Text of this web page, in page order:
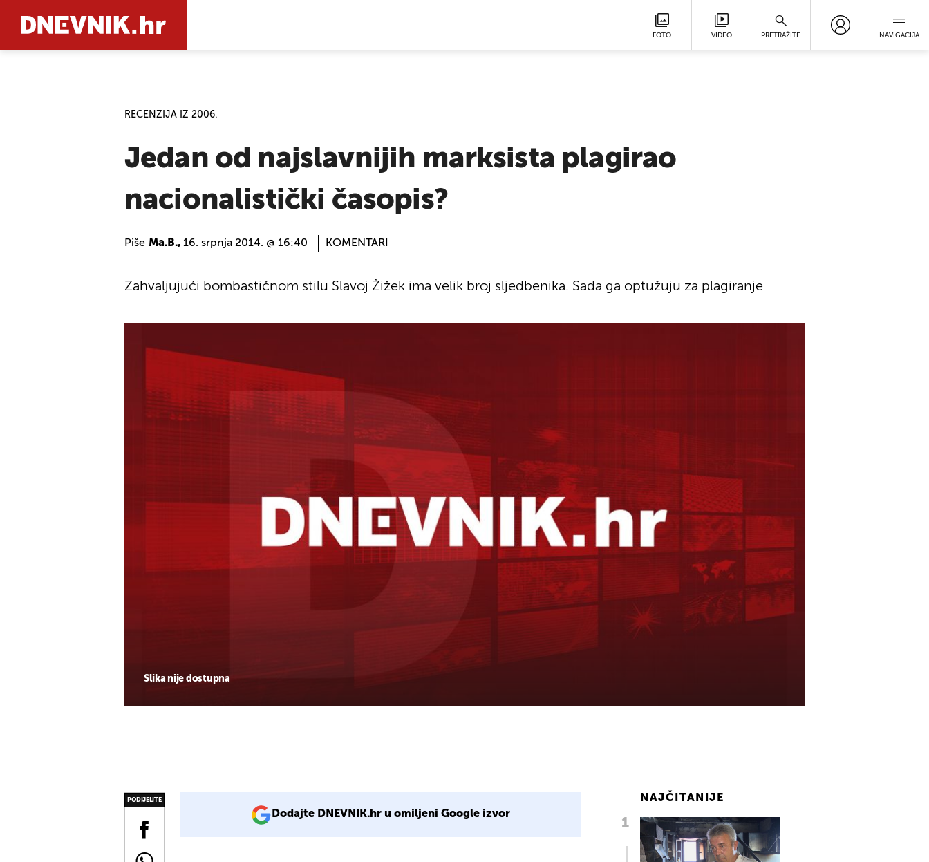
FOTO VIDEO PRETRAŽITE NAVIGACIJA
RECENZIJA IZ 2006.
Jedan od najslavnijih marksista plagirao
nacionalistički časopis?
Piše Ma.B., 16. srpnja 2014. @ 16:40 KOMENTARI
Slika nije dostupna
Zahvaljujući bombastičnom stilu Slavoj Žižek ima velik broj sljedbenika. Sada ga optužuju za plagiranje
PODIJELITE
Dodajte DNEVNIK.hr u omiljeni Google izvor
NAJČITANIJE